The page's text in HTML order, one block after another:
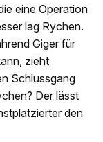
eine Operation
lag Rychen.
Giger für
zieht
Schlussgang
Der lässt
den